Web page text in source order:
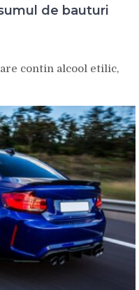
de bauturi
contin alcool etilic,